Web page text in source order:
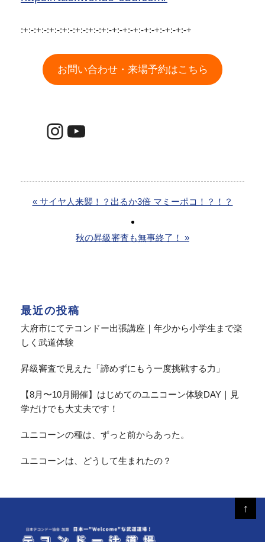
:+:-:+:-:+:-:+:-:+:-:+:-:+:-+:-+:-+:-+:-+:-+:-+:-+
お問い合わせ・来場予約はこちら
Instagram
YouTube
« サイヤ人来襲！？出るか3倍 マミーポコ！？！？
秋の昇級審査も無事終了！ »
最近の投稿
大府市にてテコンドー出張講座｜年少から小学生まで楽
しく武道体験
昇級審査で見えた「諦めずにもう一度挑戦する力」
【8月〜10月開催】はじめてのユニコーン体験DAY｜見
学だけでも大丈夫です！
ユニコーンの種は、ずっと前からあった。
ユニコーンは、どうして生まれたの？
↑